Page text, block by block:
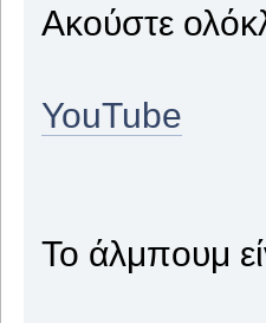
Ακούστε
YouTube
To άλμπουμ